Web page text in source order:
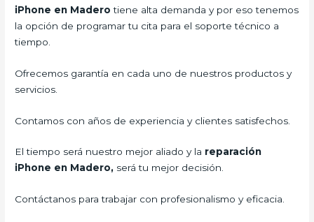
iPhone en Madero tiene alta demanda y por eso tenemos
la opción de programar tu cita para el soporte técnico a
tiempo.
Ofrecemos garantía en cada uno de nuestros productos y
servicios.
Contamos con años de experiencia y clientes satisfechos.
El tiempo será nuestro mejor aliado y la reparación
iPhone en Madero, será tu mejor decisión.
Contáctanos para trabajar con profesionalismo y eficacia.